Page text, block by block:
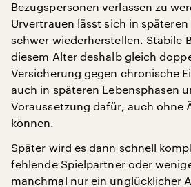
Bezugspersonen verlassen zu
Urvertrauen lässt sich in
schwer wiederherstellen. Stabile
diesem Alter deshalb gleich
Versicherung gegen chronische
auch in späteren Lebensphasen
Voraussetzung dafür, auch ohne
können.
Später wird es dann schnell
fehlende Spielpartner oder
manchmal nur ein unglücklicher